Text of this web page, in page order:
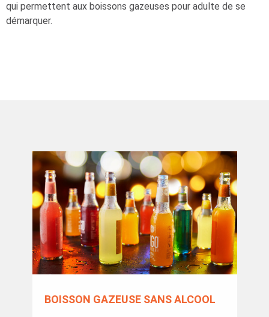
qui permettent aux boissons gazeuses pour adulte de se
démarquer.
BOISSON GAZEUSE SANS ALCOOL